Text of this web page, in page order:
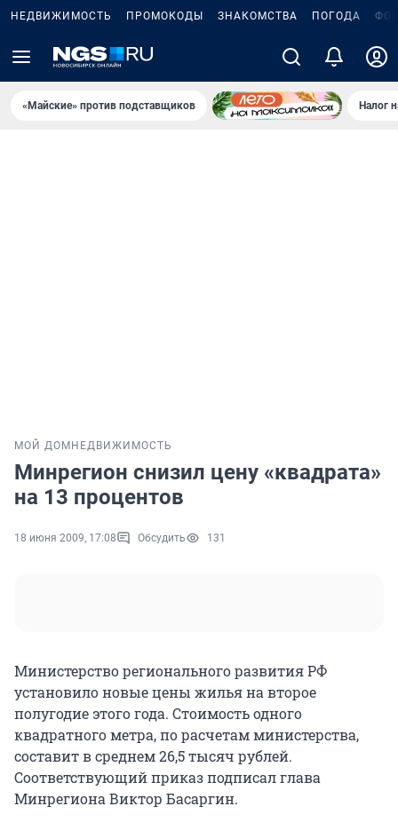
НЕДВИЖИМОСТЬ ПРОМОКОДЫ ЗНАКОМСТВА ПОГОДА
«Майские» против подставщиков Налог
МОЙ ДОМ НЕДВИЖИМОСТЬ
Минрегион снизил цену «квадрата»
на 13 процентов
18 июня 2009, 17:08 Обсудить 131
Министерство регионального развития РФ
установило новые цены жилья на второе
полугодие этого года. Стоимость одного
квадратного метра, по расчетам министерства,
составит в среднем 26,5 тысяч рублей.
Соответствующий приказ подписал глава
Минрегиона Виктор Басаргин.